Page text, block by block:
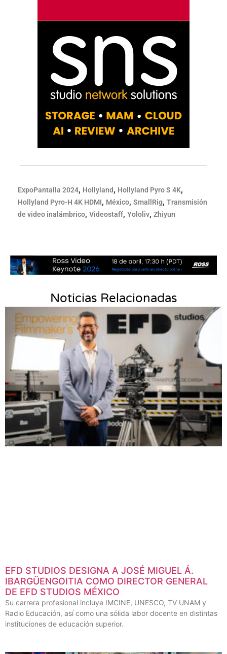
ExpoPantalla 2024, Hollyland, Hollyland Pyro S 4K,
Hollyland Pyro-H 4K HDMI, México, SmallRig, Transmisión
de video inalámbrico, Videostaff, Yololiv, Zhiyun
Noticias Relacionadas
EFD STUDIOS DESIGNA A JOSÉ MIGUEL Á.
IBARGÜENGOITIA COMO DIRECTOR GENERAL
DE EFD STUDIOS MÉXICO
Su carrera profesional incluye IMCINE, UNESCO, TV UNAM y
Radio Educación, así como una sólida labor docente en distintas
instituciones de educación superior.